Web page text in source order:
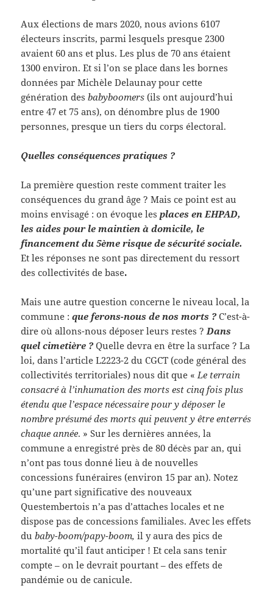
Aux élections de mars 2020, nous avions 6107
électeurs inscrits, parmi lesquels presque 2300
avaient 60 ans et plus. Les plus de 70 ans étaient
1300 environ. Et si l’on se place dans les bornes
données par Michèle Delaunay pour cette
génération desbabyboomers (ils ont aujourd’hui
entre 47 et 75 ans), on dénombre plus de 1900
personnes, presque un tiers du corps électoral.
Quelles conséquences pratiques ?
La première question reste comment traiter les
conséquences du grand âge ? Mais ce point est au
moins envisagé : on évoque les places en EHPAD,
les aides pour le maintien à domicile, le
financement du 5ème risque de sécurité sociale.
Et les réponses ne sont pas directement du ressort
des collectivités de base.
Mais une autre question concerne le niveau local, la
commune :que ferons-nous de nos morts ?C’est-à-
dire où allons-nous déposer leurs restes ? Dans
quel cimetière ?Quelle devra en être la surface ? La
loi, dans l’article L2223-2 du CGCT (code général des
collectivités territoriales) nous dit que « Le terrain
consacré à l’inhumation des morts est cinq fois plus
étendu que l’espace nécessaire pour y déposer le
nombre présumé des morts qui peuvent y être enterrés
chaque année. » Sur les dernières années, la
commune a enregistré près de 80 décès par an, qui
n’ont pas tous donné lieu à de nouvelles
concessions funéraires (environ 15 par an). Notez
qu’une part significative des nouveaux
Questembertois n’a pas d’attaches locales et ne
dispose pas de concessions familiales. Avec les effets
dubaby-boom/papy-boom, il y aura des pics de
mortalité qu’il faut anticiper ! Et cela sans tenir
compte – on le devrait pourtant – des effets de
pandémie ou de canicule.